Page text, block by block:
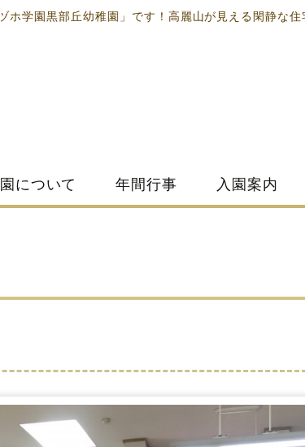
ホ学園黒部丘幼稚園」です！高麗山が見える閑静な
について 年間行事 入園案内